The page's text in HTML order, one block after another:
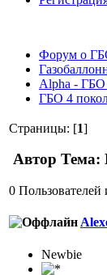
Форум о
Alpha - ГБО
ГБО 4
Страницы: [1]
Автор Тема:
0 Пользователей
Newbie